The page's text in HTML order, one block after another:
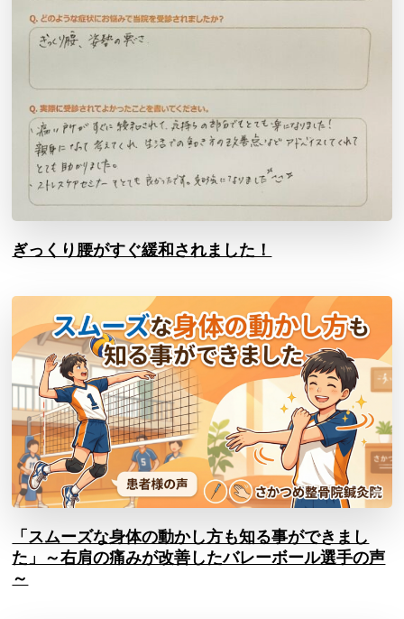
ぎっくり腰がすぐ緩和されました！
「スムーズな身体の動かし方も知る事ができまし
た」～右肩の痛みが改善したバレーボール選手の声
～